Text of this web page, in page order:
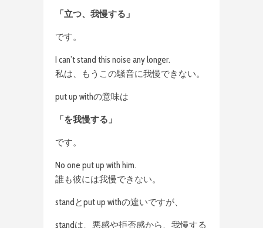
「立つ、我慢する」
です。
I can’t stand this noise any longer.
私は、もうこの騒音に我慢できない。
put up withの意味は
「を我慢する」
です。
No one put up with him.
誰も彼には我慢できない。
standとput up withの違いですが、
standは、悪感や拒否感から、我慢する